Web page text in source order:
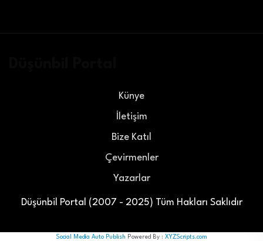
Düşünbil Portal (2007 - 2025) Tüm Hakları Saklıdır
Künye
İletişim
Bize Katıl
Çevirmenler
Yazarlar
Social Media Auto Publish Powered By : XYZScripts.com